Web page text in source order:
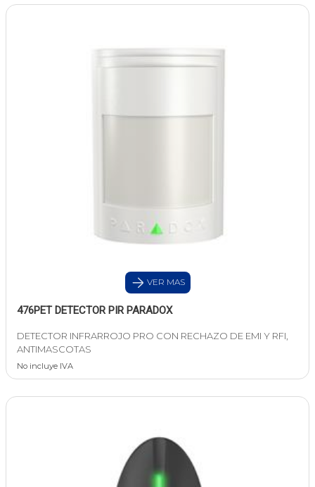
VER MAS
476PET DETECTOR PIR PARADOX
DETECTOR INFRARROJO PRO CON RECHAZO DE EMI Y RFI,
ANTIMASCOTAS
No incluye IVA